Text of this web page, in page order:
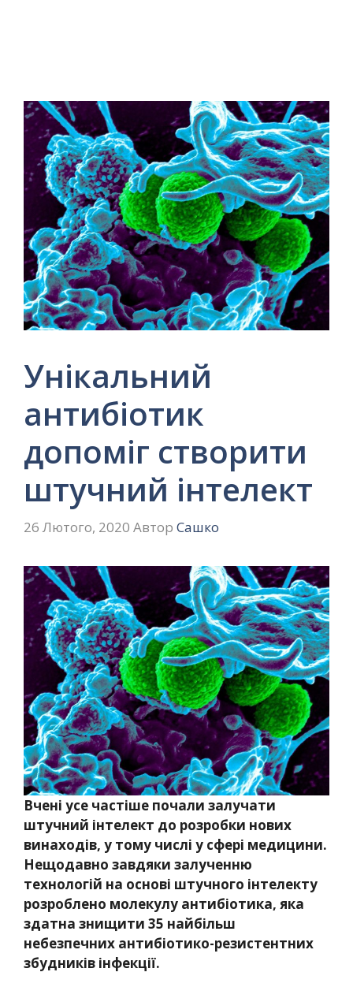
Унікальний
антибіотик
допоміг створити
штучний інтелект
26 Лютого, 2020 Автор Сашко
Вчені усе частіше почали залучати
штучний інтелект до розробки нових
винаходів, у тому числі у сфері медицини.
Нещодавно завдяки залученню
технологій на основі штучного інтелекту
розроблено молекулу антибіотика, яка
здатна знищити 35 найбільш
небезпечних антибіотико-резистентних
збудників інфекції.